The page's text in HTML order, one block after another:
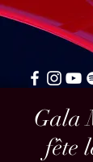
Gala
fête